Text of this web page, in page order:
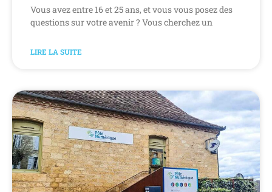
Vous avez entre 16 et 25 ans, et vous vous posez des
questions sur votre avenir ? Vous cherchez un
LIRE LA SUITE